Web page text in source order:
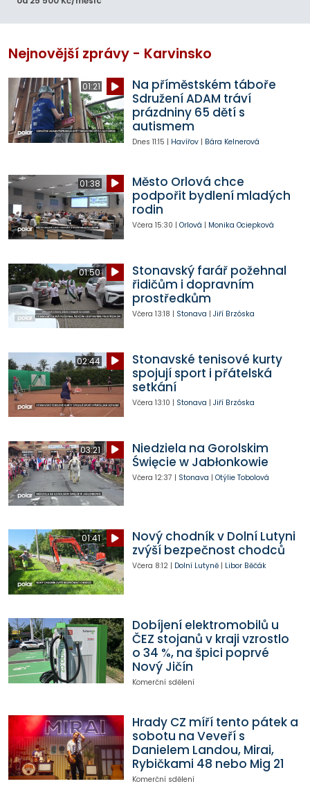
Nejnovější zprávy - Karvinsko
01:21
Na příměstském táboře
Sdružení ADAM tráví
prázdniny 65 dětí s
autismem
Dnes 11:15 | Havířov| Bára Kelnerová
01:38
Město Orlová chce
podpořit bydlení mladých
rodin
Včera 15:30 | Orlová | Monika Ociepková
01:50
Stonavský farář požehnal
řidičům i dopravním
prostředkům
Včera 13:18 | Stonava | Jiří Brzóska
02:44
Stonavské tenisové kurty
spojují sport i přátelská
setkání
Včera 13:10 | Stonava | Jiří Brzóska
03:21
Niedziela na Gorolskim
Święcie w Jabłonkowie
Včera 12:37 | Stonava | Otýlie Tobolová
01:41
Nový chodník v Dolní Lutyni
zvýší bezpečnost chodců
Včera 8:12| Dolní Lutyně| Libor Běčák
Dobíjení elektromobilů u
ČEZ stojanů v kraji vzrostlo
o 34 %, na špici poprvé
Nový Jičín
Komerční sdělení
Hrady CZ míří tento pátek a
sobotu na Veveří s
Danielem Landou, Mirai,
Rybičkami 48 nebo Mig 21
Komerční sdělení